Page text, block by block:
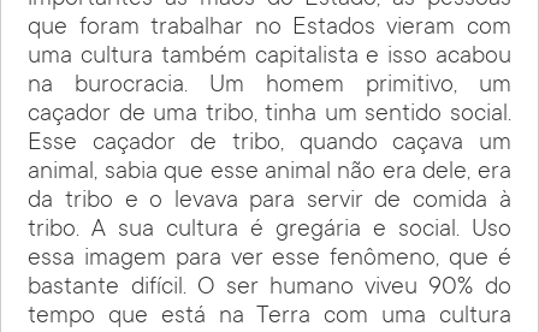
que foram trabalhar no Estados vieram com
uma cultura também capitalista e isso acabou
na burocracia. Um homem primitivo, um
caçador de uma tribo, tinha um sentido social.
Esse caçador de tribo, quando caçava um
animal, sabia que esse animal não era dele, era
da tribo e o levava para servir de comida à
tribo. A sua cultura é gregária e social. Uso
essa imagem para ver esse fenômeno, que é
bastante difícil. O ser humano viveu 90% do
tempo que está na Terra com uma cultura